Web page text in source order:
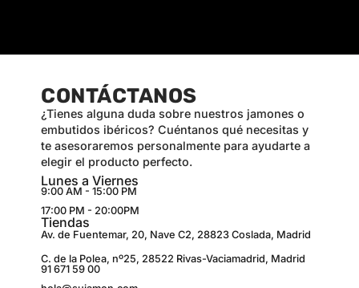
CONTÁCTANOS
¿Tienes alguna duda sobre nuestros jamones o
embutidos ibéricos? Cuéntanos qué necesitas y
te asesoraremos personalmente para ayudarte a
elegir el producto perfecto.
Lunes a Viernes
9:00 AM - 15:00 PM
17:00 PM - 20:00PM
Tiendas
Av. de Fuentemar, 20, Nave C2, 28823 Coslada, Madrid
C. de la Polea, nº25, 28522 Rivas-Vaciamadrid, Madrid
91 671 59 00